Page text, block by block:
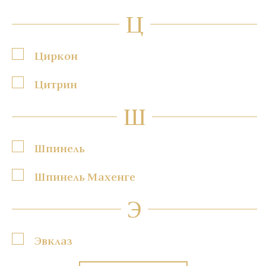
Ц
Циркон
Цитрин
Ш
Шпинель
Шпинель Махенге
Э
Эвклаз